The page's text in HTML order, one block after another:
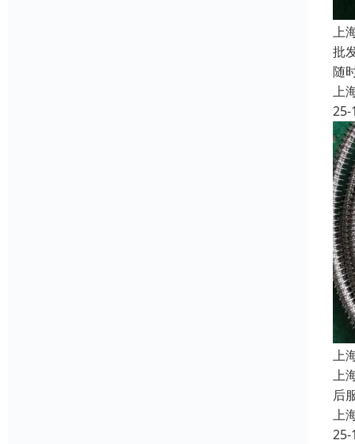
上
批
随
上
25-
上
上
后
上
25-